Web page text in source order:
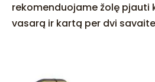
rekomenduojame žolę pjauti
vasarą ir kartą per dvi